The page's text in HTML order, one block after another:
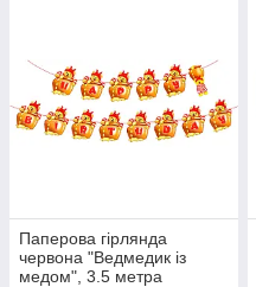
Паперова гірлянда
червона "Ведмедик із
медом", 3.5 метра